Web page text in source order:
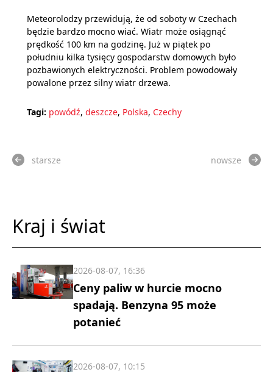
Meteorolodzy przewidują, że od soboty w Czechach
będzie bardzo mocno wiać. Wiatr może osiągnąć
prędkość 100 km na godzinę. Już w piątek po
południu kilka tysięcy gospodarstw domowych było
pozbawionych elektryczności. Problem powodowały
powalone przez silny wiatr drzewa.
Tagi: powódź, deszcze, Polska, Czechy
starsze nowsze
Kraj i świat
Ceny paliw w hurcie mocno
spadają. Benzyna 95 może
potanieć
2026-08-07, 16:36
2026-08-07, 10:15